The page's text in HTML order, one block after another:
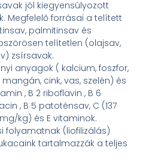
jól kiegyensúlyozott
Megfelelő forrásai a telített
palmitinsav és
telítetlen (olajsav,
zsírsavak.
anyagok ( kalcium, foszfor,
cink, vas, szelén) és
, B 2 riboflavin , B 6
, B 5 patoténsav, C (137
kg) és E vitaminok.
folyamatnak (liofilizálás)
tartalmazzák a teljes